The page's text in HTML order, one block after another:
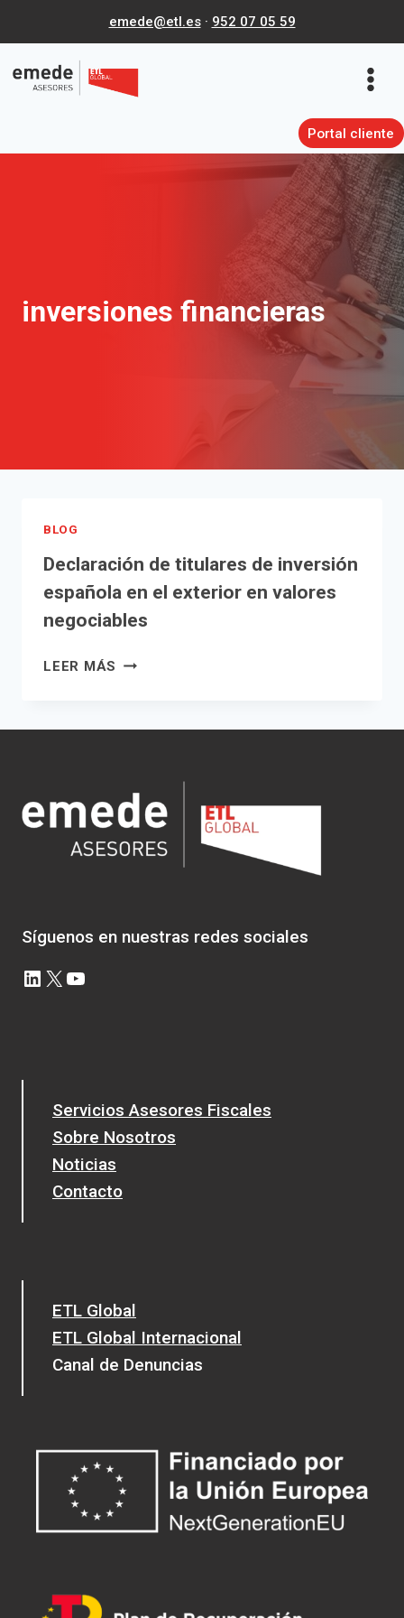
al
contenido
emede@etl.es· 952 07 05 59
Portal cliente
inversiones financieras
BLOG
Declaración de titulares de inversión
española en el exterior en valores
negociables
LEER MÁS DECLARACIÓN
DE
EN
EL
EN
Síguenos en nuestras redes sociales
LinkedIn
X YouTube
Servicios Asesores Fiscales
Sobre Nosotros
Noticias
Contacto
ETL Global
ETL Global Internacional
Canal de Denuncias